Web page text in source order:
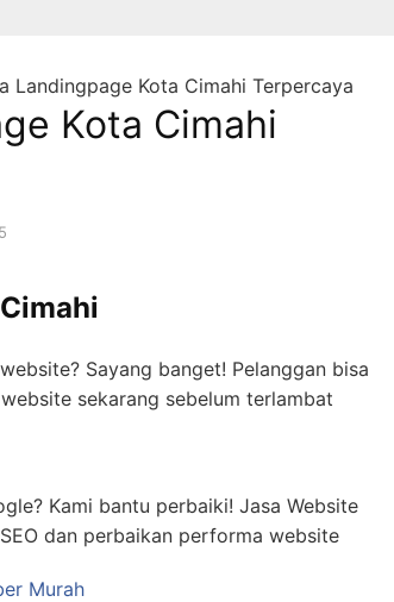
Landingpage Kota Cimahi Terpercaya
Kota Cimahi
Sayang banget! Pelanggan bisa
sekarang sebelum terlambat
Kami bantu perbaiki! Jasa Website
dan perbaikan performa website
Murah